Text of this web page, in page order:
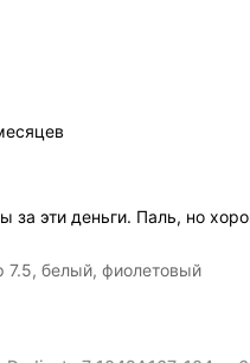
за эти деньги. Паль, но
7.5, белый, фиолетовый